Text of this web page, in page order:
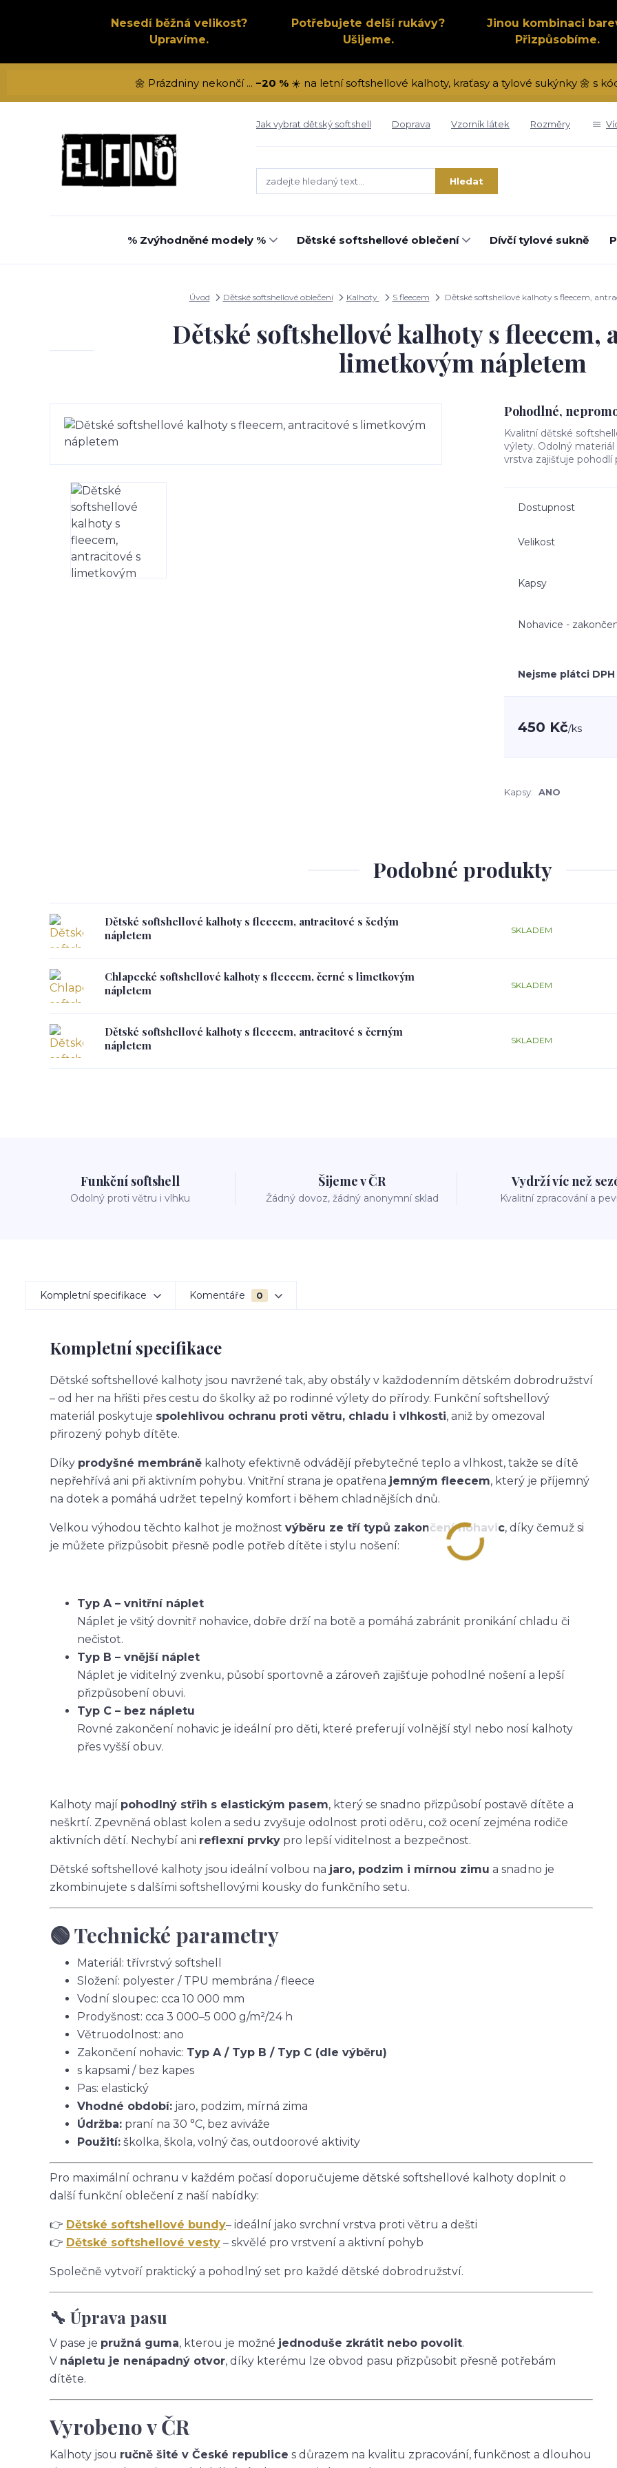
Nesedí běžná velikost?
Upravíme.
Potřebujete delší rukávy?
Ušijeme.
Jinou kombinaci
Přizpůsobíme.
🌼 Prázdniny nekončí ... −20 %☀️ na letní softshellové kalhoty, kraťasy a tylové sukýnky 🌼 s
Jak vybrat dětský softshell Doprava Vzorník látek Rozměry
Hledat
% Zvýhodněné modely % Dětské softshellové oblečení Dívčí tylové sukně
Úvod Dětské softshellové oblečení Kalhoty S fleecem Dětské softshellové kalhoty s fleecem,
Dětské softshellové kalhoty s fleecem,
limetkovým nápletem
Pohodlné,
Kvalitní dětské
výlety. Odolný
vrstva zajišťuje pohodlí
Dostupnost
Velikost
Kapsy
Nohavice -
Nejsme plátci DPH
450 Kč/ks
Kapsy: ANO
Podobné produkty
Dětské softshellové kalhoty s fleecem, antracitové s šedým
nápletem
SKLADEM
Chlapecké softshellové kalhoty s fleecem, černé s limetkovým
nápletem
SKLADEM
Dětské softshellové kalhoty s fleecem, antracitové s černým
nápletem
SKLADEM
Funkční softshell
Odolný proti větru i vlhku
Šijeme v ČR
Žádný dovoz, žádný anonymní sklad
Vydrží víc než
Kvalitní zpracování a
Kompletní specifikace Komentáře 0
Kompletní specifikace
Dětské softshellové kalhoty jsou navržené tak, aby obstály v každodenním dětském dobrodružství
– od her na hřišti přes cestu do školky až po rodinné výlety do přírody. Funkční softshellový
materiál poskytuje spolehlivou ochranu proti větru, chladu i vlhkosti, aniž by omezoval
přirozený pohyb dítěte.
Díky prodyšné membráně kalhoty efektivně odvádějí přebytečné teplo a vlhkost, takže se dítě
nepřehřívá ani při aktivním pohybu. Vnitřní strana je opatřena jemným fleecem, který je příjemný
na dotek a pomáhá udržet tepelný komfort i během chladnějších dnů.
Velkou výhodou těchto kalhot je možnost výběru ze tří typů zakončení nohavic, díky čemuž si
je můžete přizpůsobit přesně podle potřeb dítěte i stylu nošení:
Typ A – vnitřní náplet
Náplet je všitý dovnitř nohavice, dobře drží na botě a pomáhá zabránit pronikání chladu či
nečistot.
Typ B – vnější náplet
Náplet je viditelný zvenku, působí sportovně a zároveň zajišťuje pohodlné nošení a lepší
přizpůsobení obuvi.
Typ C – bez nápletu
Rovné zakončení nohavic je ideální pro děti, které preferují volnější styl nebo nosí kalhoty
přes vyšší obuv.
Kalhoty mají pohodlný střih s elastickým pasem, který se snadno přizpůsobí postavě dítěte a
neškrtí. Zpevněná oblast kolen a sedu zvyšuje odolnost proti oděru, což ocení zejména rodiče
aktivních dětí. Nechybí ani reflexní prvky pro lepší viditelnost a bezpečnost.
Dětské softshellové kalhoty jsou ideální volbou na jaro, podzim i mírnou zimu a snadno je
zkombinujete s dalšími softshellovými kousky do funkčního setu.
🟢 Technické parametry
Materiál: třívrstvý softshell
Složení: polyester / TPU membrána / fleece
Vodní sloupec: cca 10 000 mm
Prodyšnost: cca 3 000–5 000 g/m²/24 h
Větruodolnost: ano
Zakončení nohavic: Typ A / Typ B / Typ C (dle výběru)
s kapsami / bez kapes
Pas: elastický
Vhodné období: jaro, podzim, mírná zima
Údržba: praní na 30 °C, bez aviváže
Použití: školka, škola, volný čas, outdoorové aktivity
Pro maximální ochranu v každém počasí doporučujeme dětské softshellové kalhoty doplnit o
další funkční oblečení z naší nabídky:
👉 Dětské softshellové bundy– ideální jako svrchní vrstva proti větru a dešti
👉 Dětské softshellové vesty – skvělé pro vrstvení a aktivní pohyb
Společně vytvoří praktický a pohodlný set pro každé dětské dobrodružství.
🔧 Úprava pasu
V pase je pružná guma, kterou je možné jednoduše zkrátit nebo povolit.
V nápletu je nenápadný otvor, díky kterému lze obvod pasu přizpůsobit přesně potřebám
dítěte.
Vyrobeno v ČR
Kalhoty jsou ručně šité v České republice s důrazem na kvalitu zpracování, funkčnost a dlouhou